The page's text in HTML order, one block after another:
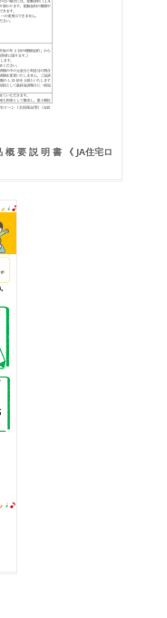
概 要 説 明 書 《 JA住宅ロ